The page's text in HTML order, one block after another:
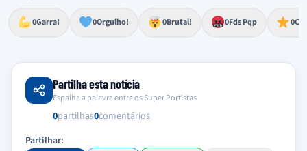
0Garra!
Esforço, determinação, aprovação forte
0Orgulho!
Lealdade, amor clubístico, sentimento profundo
0Brutal!
Impressionante, chocante, de grande impacto 0Fds Pqp
Reação de desespero, raiva, frustração ou espanto extremo 0
Excelência, destaque, o melhor
Partilha esta notícia
Espalha a palavra entre os Super Portistas
0partilhas0comentários
Partilhar: